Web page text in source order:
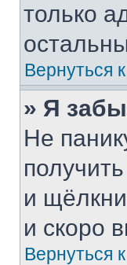
только
Вернуться
» Я
Не
и
и скоро
Вернуться